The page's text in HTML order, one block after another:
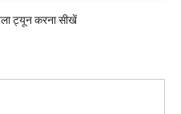
ट्यून करना सीखें